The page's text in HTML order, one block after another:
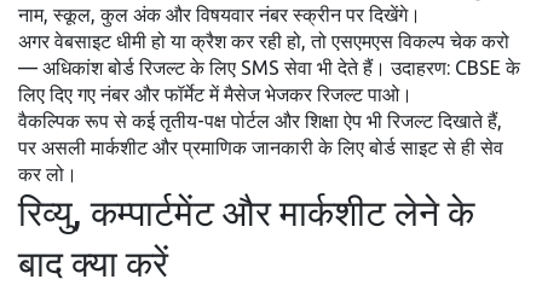
नाम, स्कूल, कुल अंक और विषयवार नंबर स्क्रीन पर दिखेंगे।
अगर वेबसाइट धीमी हो या क्रैश कर रही हो, तो एसएमएस विकल्प चेक करो
— अधिकांश बोर्ड रिजल्ट के लिए SMS सेवा भी देते हैं। उदाहरण: CBSE के
लिए दिए गए नंबर और फॉर्मेट में मैसेज भेजकर रिजल्ट पाओ।
वैकल्पिक रूप से कई तृतीय-पक्ष पोर्टल और शिक्षा ऐप भी रिजल्ट दिखाते हैं,
पर असली मार्कशीट और प्रमाणिक जानकारी के लिए बोर्ड साइट से ही सेव
कर लो।
रिव्यु, कम्पार्टमेंट और मार्कशीट लेने के
बाद क्या करें